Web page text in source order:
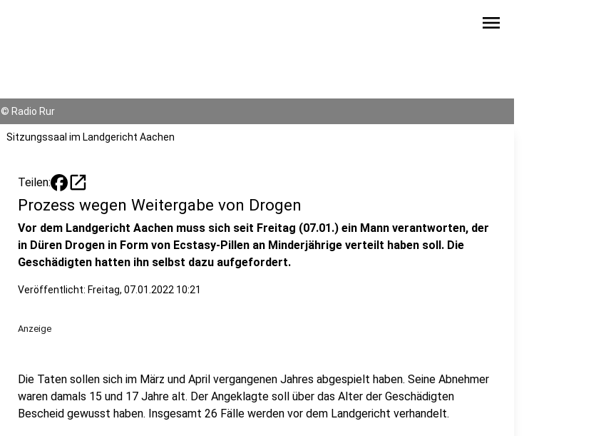
menu
© Radio Rur
Sitzungssaal im Landgericht Aachen
Teilen: open_in_new
Prozess wegen Weitergabe von Drogen
Vor dem Landgericht Aachen muss sich seit Freitag (07.01.) ein Mann verantworten, der
in Düren Drogen in Form von Ecstasy-Pillen an Minderjährige verteilt haben soll. Die
Geschädigten hatten ihn selbst dazu aufgefordert.
Veröffentlicht: Freitag, 07.01.2022 10:21
Anzeige
Die Taten sollen sich im März und April vergangenen Jahres abgespielt haben. Seine Abnehmer
waren damals 15 und 17 Jahre alt. Der Angeklagte soll über das Alter der Geschädigten
Bescheid gewusst haben. Insgesamt 26 Fälle werden vor dem Landgericht verhandelt.